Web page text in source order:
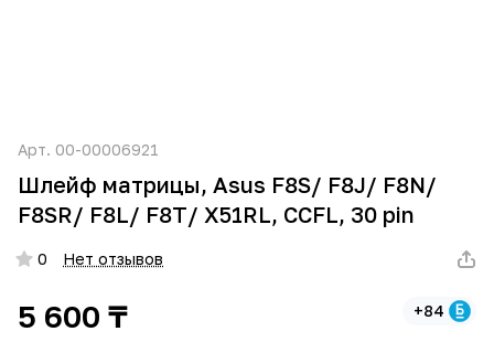
Арт. 00-00006921
Шлейф матрицы, Asus F8S/ F8J/ F8N/
F8SR/ F8L/ F8T/ X51RL, CCFL, 30 pin
0 Нет отзывов
5 600 ₸ +84